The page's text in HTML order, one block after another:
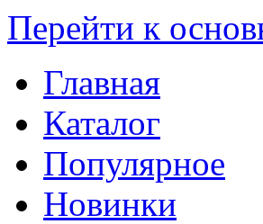
Перейти к
Главная
Каталог
Популярное
Новинки